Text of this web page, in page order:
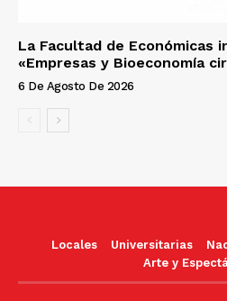
La Facultad de Económicas
«Empresas y Bioeconomía
6 De Agosto De 2026
Locales Universitarias
Arte y